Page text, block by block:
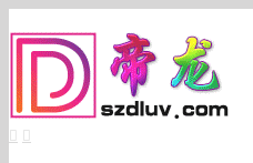
to
content